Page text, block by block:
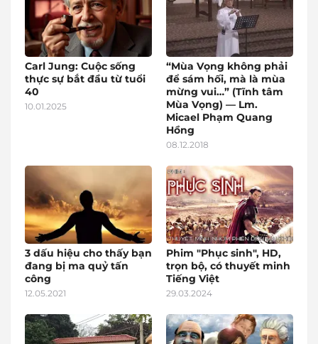
Carl Jung: Cuộc sống
thực sự bắt đầu từ tuổi
40
10.01.2025
“Mùa Vọng không phải
để sám hối, mà là mùa
mừng vui…” (Tĩnh tâm
Mùa Vọng) — Lm.
Micael Phạm Quang
Hồng
08.12.2018
3 dấu hiệu cho thấy bạn
đang bị ma quỷ tấn
công
12.05.2021
Phim "Phục sinh", HD,
trọn bộ, có thuyết minh
Tiếng Việt
29.03.2024